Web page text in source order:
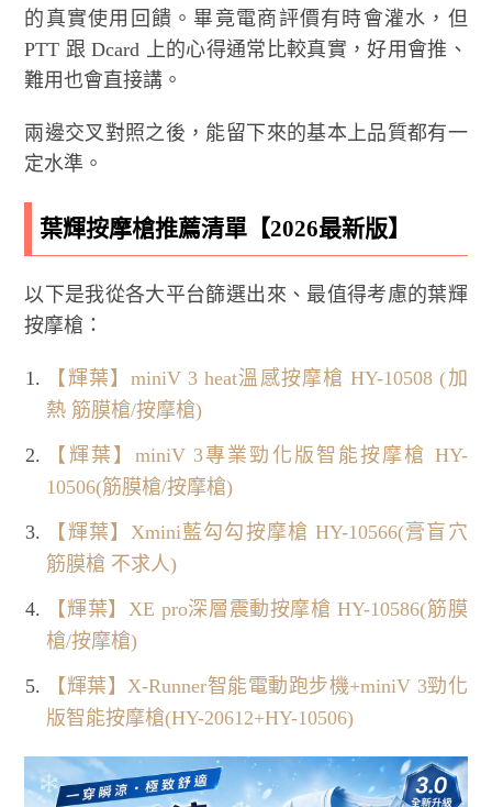
的真實使用回饋。畢竟電商評價有時會灌水，但
PTT 跟 Dcard 上的心得通常比較真實，好用會推、
難用也會直接講。
兩邊交叉對照之後，能留下來的基本上品質都有一
定水準。
葉輝按摩槍推薦清單【2026最新版】
以下是我從各大平台篩選出來、最值得考慮的葉輝
按摩槍：
【輝葉】miniV 3 heat溫感按摩槍 HY-10508 (加
熱 筋膜槍/按摩槍)
【輝葉】miniV 3專業勁化版智能按摩槍 HY-
10506(筋膜槍/按摩槍)
【輝葉】Xmini藍勾勾按摩槍 HY-10566(膏盲穴
筋膜槍 不求人)
【輝葉】XE pro深層震動按摩槍 HY-10586(筋膜
槍/按摩槍)
【輝葉】X-Runner智能電動跑步機+miniV 3勁化
版智能按摩槍(HY-20612+HY-10506)